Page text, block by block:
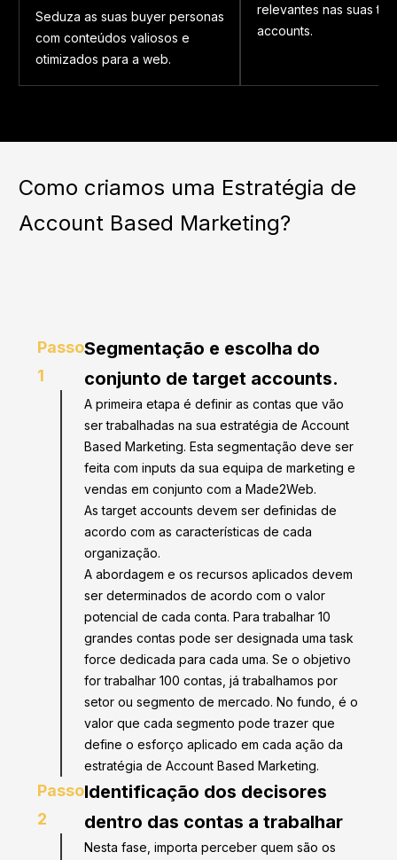
Seduza as suas buyer personas
com conteúdos valiosos e
otimizados para a web.
relevantes nas suas
accounts.
Como criamos uma Estratégia de
Account Based Marketing?
Passo
1
Segmentação e escolha do
conjunto de target accounts.
A primeira etapa é definir as contas que vão
ser trabalhadas na sua estratégia de Account
Based Marketing. Esta segmentação deve ser
feita com inputs da sua equipa de marketing e
vendas em conjunto com a Made2Web.
As target accounts devem ser definidas de
acordo com as características de cada
organização.
A abordagem e os recursos aplicados devem
ser determinados de acordo com o valor
potencial de cada conta. Para trabalhar 10
grandes contas pode ser designada uma task
force dedicada para cada uma. Se o objetivo
for trabalhar 100 contas, já trabalhamos por
setor ou segmento de mercado. No fundo, é o
valor que cada segmento pode trazer que
define o esforço aplicado em cada ação da
estratégia de Account Based Marketing.
Passo
2
Identificação dos decisores
dentro das contas a trabalhar
Nesta fase, importa perceber quem são os